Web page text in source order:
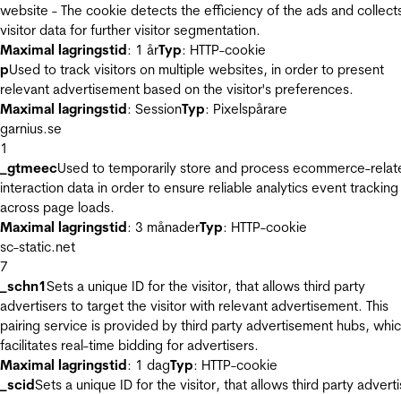
website - The cookie detects the efficiency of the ads and
visitor data for further visitor segmentation.
Maximal lagringstid: 1 årTyp: HTTP-cookie
pUsed to track visitors on multiple websites, in order to present
relevant advertisement based on the visitor's preferences.
Maximal lagringstid: SessionTyp: Pixelspårare
garnius.se
1
_gtmeecUsed to temporarily store and process ecommerce-
interaction data in order to ensure reliable analytics event tracking
across page loads.
Maximal lagringstid: 3 månaderTyp: HTTP-cookie
sc-static.net
7
_schn1Sets a unique ID for the visitor, that allows third party
advertisers to target the visitor with relevant advertisement. This
pairing service is provided by third party advertisement hubs,
facilitates real-time bidding for advertisers.
Maximal lagringstid: 1 dagTyp: HTTP-cookie
_scidSets a unique ID for the visitor, that allows third party